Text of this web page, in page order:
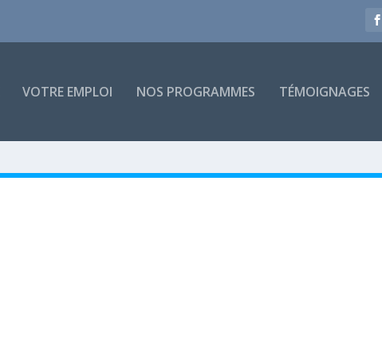
VOTRE EMPLOI NOS PROGRAMMES TÉMOIGNAGES